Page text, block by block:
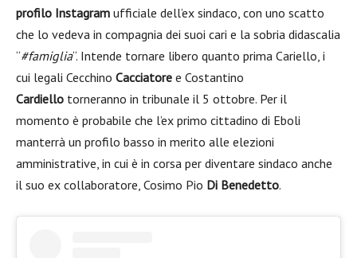
profilo Instagram ufficiale dell’ex sindaco, con uno scatto
che lo vedeva in compagnia dei suoi cari e la sobria didascalia
“#famiglia“. Intende tornare libero quanto prima Cariello, i
cui legali Cecchino Cacciatore e Costantino
Cardiello torneranno in tribunale il 5 ottobre. Per il
momento è probabile che l’ex primo cittadino di Eboli
manterrà un profilo basso in merito alle elezioni
amministrative, in cui è in corsa per diventare sindaco anche
il suo ex collaboratore, Cosimo Pio Di Benedetto.